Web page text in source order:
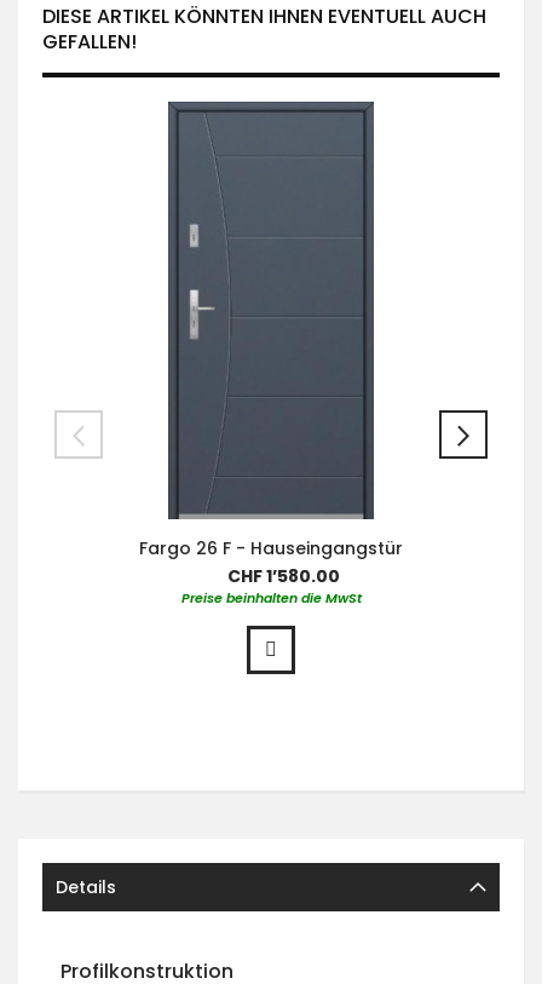
DIESE ARTIKEL KÖNNTEN IHNEN EVENTUELL AUCH
GEFALLEN!
Fargo 26 F - Hauseingangstür
CHF 1’580.00
Preise beinhalten die MwSt
Details